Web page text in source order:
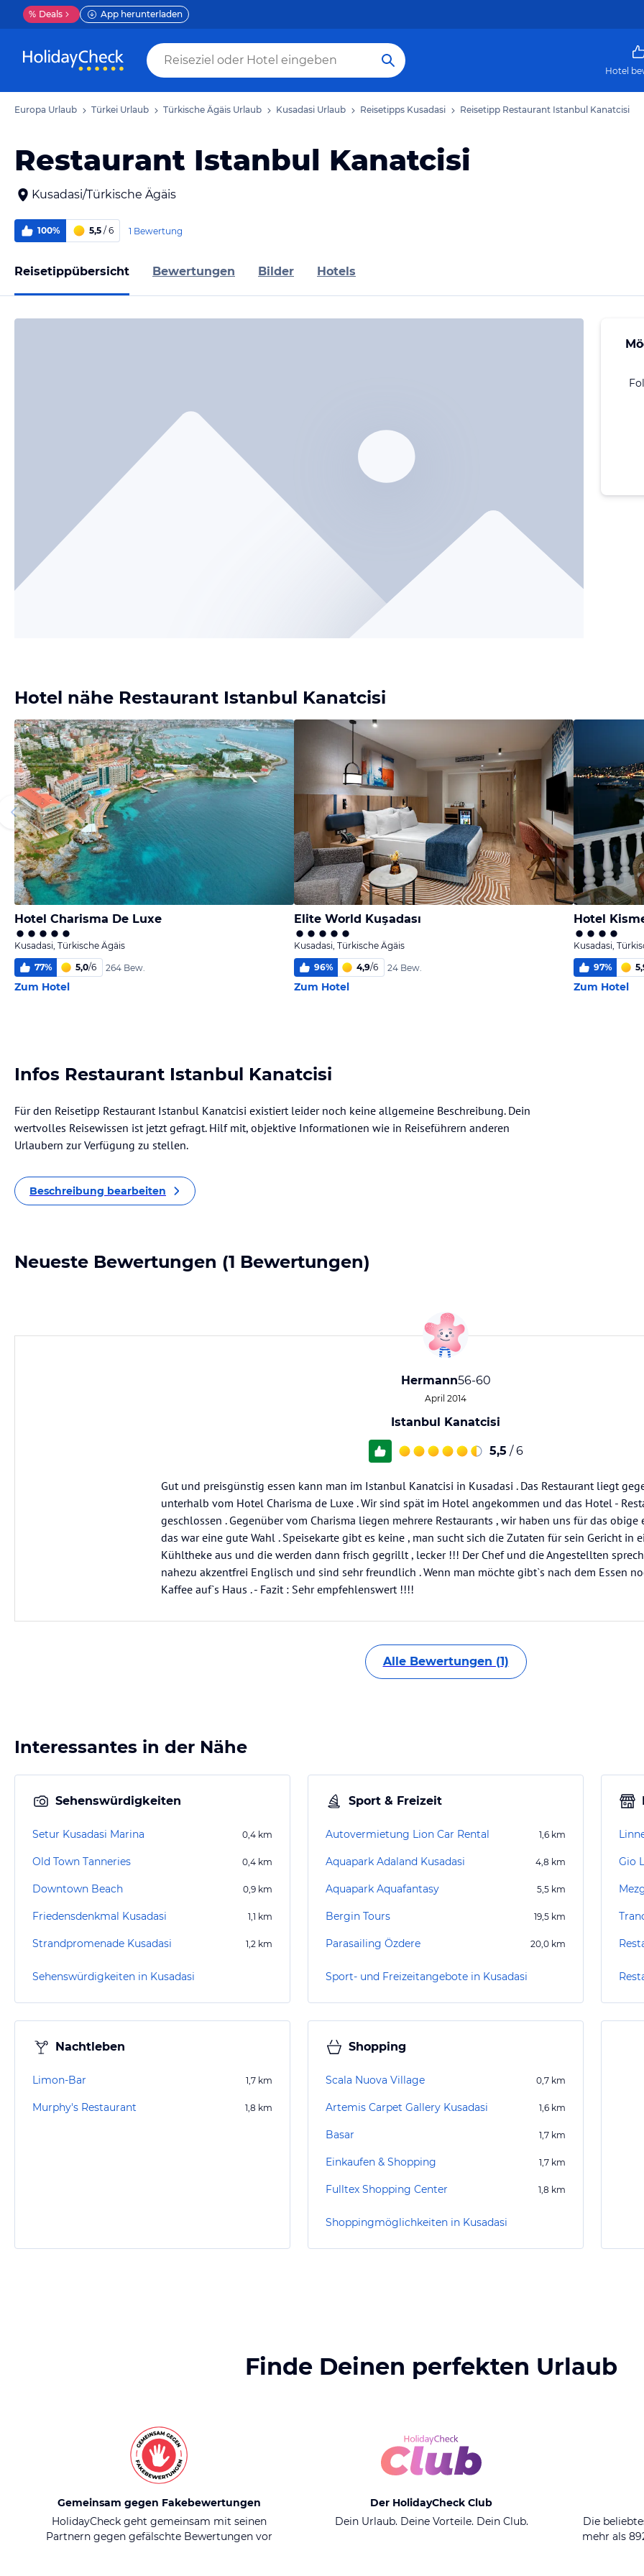
% Deals App herunterladen
Hotel
Europa Urlaub Türkei Urlaub Türkische Ägäis Urlaub Kusadasi Urlaub Reisetipps Kusadasi Reisetipp Restaurant Istanbul Kanatcisi
Restaurant Istanbul Kanatcisi
Kusadasi/Türkische Ägäis
100% 5,5 / 6 1 Bewertung
Reisetippübersicht Bewertungen Bilder Hotels
Hotel nähe Restaurant Istanbul Kanatcisi
Hotel Charisma De Luxe
Kusadasi, Türkische Ägäis
77% 5,0/6 264 Bew.
Zum Hotel
Elite World Kuşadası
Kusadasi, Türkische Ägäis
96% 4,9/6 24 Bew.
Zum Hotel
Hotel
Kusadasi,
97%
Zum Hotel
Infos Restaurant Istanbul Kanatcisi
Für den Reisetipp Restaurant Istanbul Kanatcisi existiert leider noch keine allgemeine Beschreibung. Dein
wertvolles Reisewissen ist jetzt gefragt. Hilf mit, objektive Informationen wie in Reiseführern anderen
Urlaubern zur Verfügung zu stellen.
Beschreibung bearbeiten
Neueste Bewertungen (1 Bewertungen)
Hermann56-60
April 2014
Istanbul Kanatcisi
5,5 / 6
Gut und preisgünstig essen kann man im Istanbul Kanatcisi in Kusadasi . Das Restaurant liegt
unterhalb vom Hotel Charisma de Luxe . Wir sind spät im Hotel angekommen und das Hotel -
geschlossen . Gegenüber vom Charisma liegen mehrere Restaurants , wir haben uns für das obige
das war eine gute Wahl . Speisekarte gibt es keine , man sucht sich die Zutaten für sein Gericht in
Kühltheke aus und die werden dann frisch gegrillt , lecker !!! Der Chef und die Angestellten
nahezu akzentfrei Englisch und sind sehr freundlich . Wenn man möchte gibt`s nach dem Essen
Kaffee auf`s Haus . - Fazit : Sehr empfehlenswert !!!!
Alle Bewertungen (1)
Interessantes in der Nähe
Sehenswürdigkeiten
Setur Kusadasi Marina 0,4 km
Old Town Tanneries 0,4 km
Downtown Beach 0,9 km
Friedensdenkmal Kusadasi 1,1 km
Strandpromenade Kusadasi 1,2 km
Sehenswürdigkeiten in Kusadasi
Sport & Freizeit
Autovermietung Lion Car Rental 1,6 km
Aquapark Adaland Kusadasi 4,8 km
Aquapark Aquafantasy 5,5 km
Bergin Tours 19,5 km
Parasailing Özdere 20,0 km
Sport- und Freizeitangebote in Kusadasi
Gio
Nachtleben
Limon-Bar 1,7 km
Murphy's Restaurant 1,8 km
Shopping
Scala Nuova Village 0,7 km
Artemis Carpet Gallery Kusadasi 1,6 km
Basar 1,7 km
Einkaufen & Shopping 1,7 km
Fulltex Shopping Center 1,8 km
Shoppingmöglichkeiten in Kusadasi
Finde Deinen perfekten Urlaub
Gemeinsam gegen Fakebewertungen
HolidayCheck geht gemeinsam mit seinen
Partnern gegen gefälschte Bewertungen vor
Der HolidayCheck Club
Dein Urlaub. Deine Vorteile. Dein Club.
Die
mehr als